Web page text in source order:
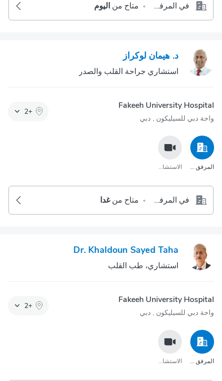
في المرفق الصحي • متاح من اليوم
د. هيمان لوكراز
استشاري جراحة القلب والصدر
Fakeeh University Hospital
واحة دبي للسيليكون‎ , دبي
+
2
المرفق الصحي الاستشارة عبر مكالمة الفيديو
في المرفق الصحي • متاح من غدا
Dr. Khaldoun Sayed Taha
استشاري، طب القلب
Fakeeh University Hospital
واحة دبي للسيليكون‎ , دبي
+
2
المرفق الصحي الاستشارة عبر مكالمة الفيديو